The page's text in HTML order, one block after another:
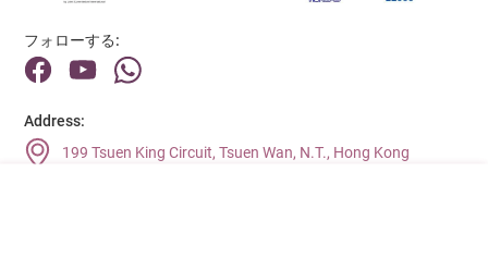
フォローする:
Address:
199 Tsuen King Circuit, Tsuen Wan, N.T., Hong Kong